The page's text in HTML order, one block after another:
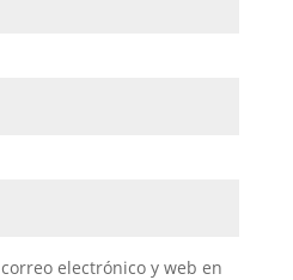
electrónico y web en